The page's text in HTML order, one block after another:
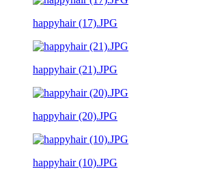
happyhair (17).JPG
happyhair (21).JPG
happyhair (20).JPG
happyhair (10).JPG